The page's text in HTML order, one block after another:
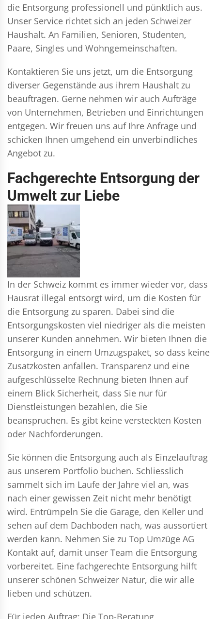
die Entsorgung professionell und pünktlich aus.
Unser Service richtet sich an jeden Schweizer
Haushalt. An Familien, Senioren, Studenten,
Paare, Singles und Wohngemeinschaften.
Kontaktieren Sie uns jetzt, um die Entsorgung
diverser Gegenstände aus ihrem Haushalt zu
beauftragen. Gerne nehmen wir auch Aufträge
von Unternehmen, Betrieben und Einrichtungen
entgegen. Wir freuen uns auf Ihre Anfrage und
schicken Ihnen umgehend ein unverbindliches
Angebot zu.
Fachgerechte Entsorgung der
Umwelt zur Liebe
In der Schweiz kommt es immer wieder vor, dass
Hausrat illegal entsorgt wird, um die Kosten für
die Entsorgung zu sparen. Dabei sind die
Entsorgungskosten viel niedriger als die meisten
unserer Kunden annehmen. Wir bieten Ihnen die
Entsorgung in einem Umzugspaket, so dass keine
Zusatzkosten anfallen. Transparenz und eine
aufgeschlüsselte Rechnung bieten Ihnen auf
einem Blick Sicherheit, dass Sie nur für
Dienstleistungen bezahlen, die Sie
beanspruchen. Es gibt keine versteckten Kosten
oder Nachforderungen.
Sie können die Entsorgung auch als Einzelauftrag
aus unserem Portfolio buchen. Schliesslich
sammelt sich im Laufe der Jahre viel an, was
nach einer gewissen Zeit nicht mehr benötigt
wird. Entrümpeln Sie die Garage, den Keller und
sehen auf dem Dachboden nach, was aussortiert
werden kann. Nehmen Sie zu Top Umzüge AG
Kontakt auf, damit unser Team die Entsorgung
vorbereitet. Eine fachgerechte Entsorgung hilft
unserer schönen Schweizer Natur, die wir alle
lieben und schützen.
Für jeden Auftrag: Die Top-Beratung